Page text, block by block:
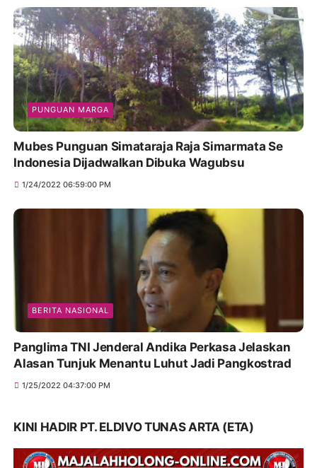
PUNGUAN MARGA
Mubes Punguan Simataraja Raja Simarmata Se
Indonesia Dijadwalkan Dibuka Wagubsu
1/24/2022 06:59:00 PM
BERITA NASIONAL
Panglima TNI Jenderal Andika Perkasa Jelaskan
Alasan Tunjuk Menantu Luhut Jadi Pangkostrad
1/25/2022 04:37:00 PM
KINI HADIR PT. ELDIVO TUNAS ARTA (ETA)